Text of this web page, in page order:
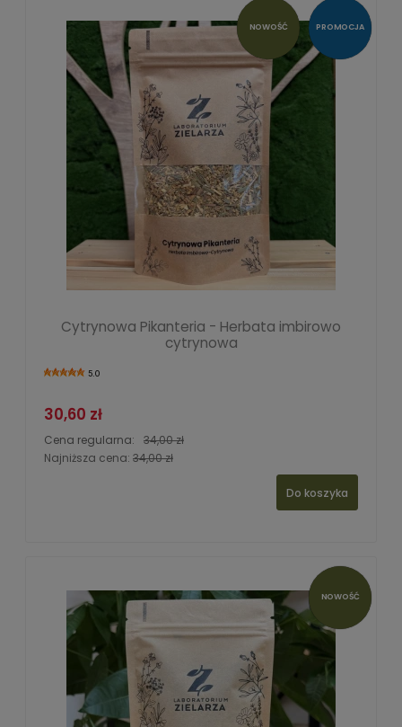
Cytrynowa Pikanteria - Herbata imbirowo
cytrynowa
5.0
30,60 zł
Cena regularna:
34,00 zł
Najniższa cena: 34,00 zł
Do koszyka
PROMOCJA
NOWOŚĆ
NOWOŚĆ